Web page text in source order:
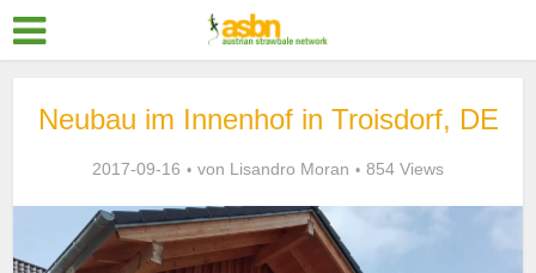
Neubau im Innenhof in Troisdorf, DE
2017-09-16 von Lisandro Moran 854 Views